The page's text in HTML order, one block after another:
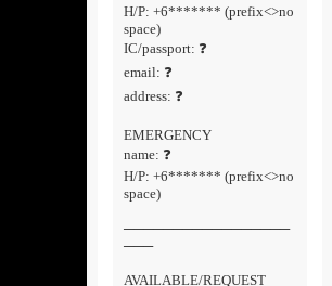
H/P: +6******* (prefix<>no
space)
IC/passport: ❓
email: ❓
address: ❓
EMERGENCY
name: ❓
H/P: +6******* (prefix<>no
space)
─────────────────
───
AVAILABLE/REQUEST